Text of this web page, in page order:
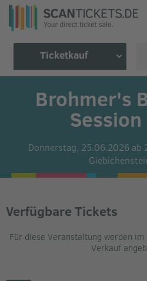
Ticketkauf
Brohmer's
Donnerstag, 25.06.2026 ab
Verfügbare Tickets
Für diese Veranstaltung werden
Verkauf